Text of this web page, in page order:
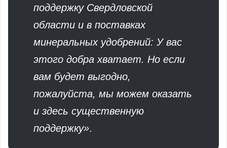
поддержку Свердловской
области и в поставках
минеральных удобрений: У вас
этого добра хватает. Но если
вам будет выгодно,
пожалуйста, мы можем оказать
и здесь существенную
поддержку».